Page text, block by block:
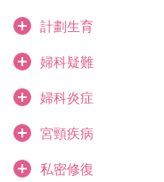
計劃生育
婦科疑難
婦科炎症
宮頸疾病
私密修復